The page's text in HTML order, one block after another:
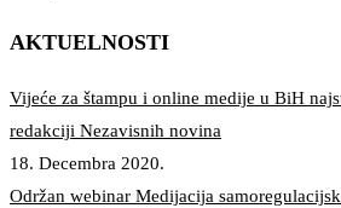
AKTUELNOSTI
Vijeće za štampu i online medije u BiH
redakciji Nezavisnih novina
18. Decembra 2020.
Održan webinar Medijacija